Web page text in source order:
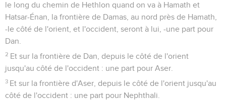
le long du chemin de Hethlon quand on va à Hamath et
Hatsar-Énan, la frontière de Damas, au nord près de Hamath,
-le côté de l'orient, et l'occident, seront à lui, -une part pour
Dan.
2 Et sur la frontière de Dan, depuis le côté de l'orient
jusqu'au côté de l'occident : une part pour Aser.
3 Et sur la frontière d'Aser, depuis le côté de l'orient jusqu'au
côté de l'occident : une part pour Nephthali.